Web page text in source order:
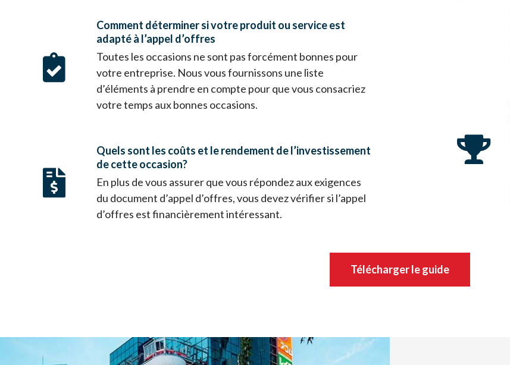
Comment déterminer si votre produit ou service est
adapté à l’appel d’offres
Toutes les occasions ne sont pas forcément bonnes pour
votre entreprise. Nous vous fournissons une liste
d’éléments à prendre en compte pour que vous consacriez
votre temps aux bonnes occasions.
Quels sont les coûts et le rendement de l’investissement
de cette occasion?
En plus de vous assurer que vous répondez aux exigences
du document d’appel d’offres, vous devez vérifier si l’appel
d’offres est financièrement intéressant.
Télécharger le guide